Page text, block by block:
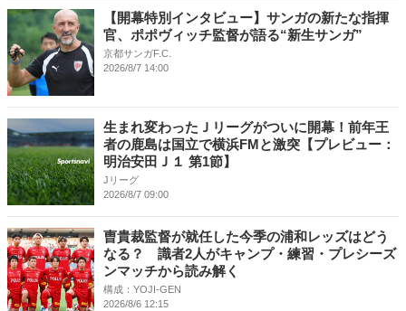
【開幕特別インタビュー】サンガの新たな指揮
官、ポポヴィッチ監督が語る“新生サンガ”
京都サンガF.C.
2026/8/7 14:00
生まれ変わったＪリーグがついに開幕！前年王
者の鹿島は国立で横浜FMと激突【プレビュー：
明治安田Ｊ１ 第1節】
Jリーグ
2026/8/7 09:00
曺貴裁監督が就任した今季の浦和レッズはどう
なる？ 識者2人がキャンプ・練習・プレシーズ
ンマッチから読み解く
構成：YOJI-GEN
2026/8/6 12:15